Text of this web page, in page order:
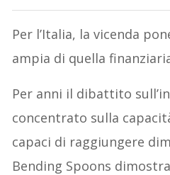
Per l’Italia, la vicenda
ampia di quella
Per anni il dibattito
concentrato sulla
capaci di raggiungere
Bending Spoons